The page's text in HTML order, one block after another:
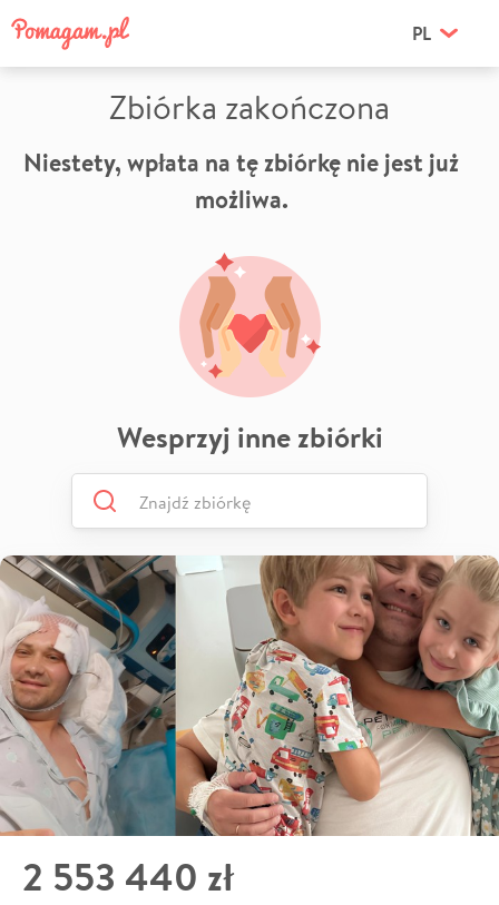
PL
Zbiórka zakończona
Niestety, wpłata na tę zbiórkę nie jest już
możliwa.
Wesprzyj inne zbiórki
2 553 440 zł